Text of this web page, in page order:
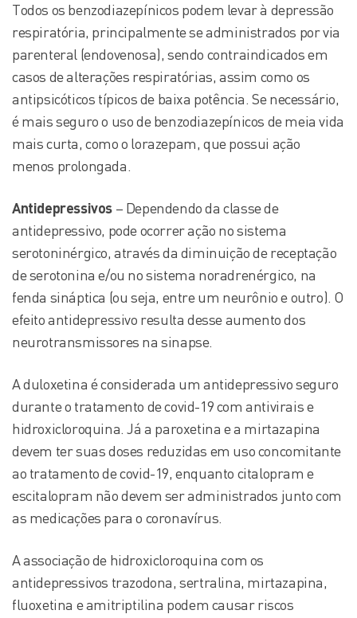
Todos os benzodiazepínicos podem levar à depressão
respiratória, principalmente se administrados por via
parenteral (endovenosa), sendo contraindicados em
casos de alterações respiratórias, assim como os
antipsicóticos típicos de baixa potência. Se necessário,
é mais seguro o uso de benzodiazepínicos de meia vida
mais curta, como o lorazepam, que possui ação
menos prolongada.
Antidepressivos – Dependendo da classe de
antidepressivo, pode ocorrer ação no sistema
serotoninérgico, através da diminuição de receptação
de serotonina e/ou no sistema noradrenérgico, na
fenda sináptica (ou seja, entre um neurônio e outro). O
efeito antidepressivo resulta desse aumento dos
neurotransmissores na sinapse.
A duloxetina é considerada um antidepressivo seguro
durante o tratamento de covid-19 com antivirais e
hidroxicloroquina. Já a paroxetina e a mirtazapina
devem ter suas doses reduzidas em uso concomitante
ao tratamento de covid-19, enquanto citalopram e
escitalopram não devem ser administrados junto com
as medicações para o coronavírus.
A associação de hidroxicloroquina com os
antidepressivos trazodona, sertralina, mirtazapina,
fluoxetina e amitriptilina podem causar riscos